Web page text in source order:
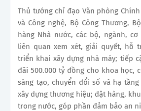
Thủ tướng chỉ đạo Văn phòng
và Công nghệ, Bộ Công Thương,
hàng Nhà nước, các bộ, ngành,
liên quan xem xét, giải quyết, hỗ
triển khai xây dựng nhà máy; tiếp
đãi 500.000 tỷ đồng cho khoa học,
sáng tạo, chuyển đổi số và hạ
xây dựng thương hiệu; đặt hàng,
trong nước, góp phần đảm bảo an